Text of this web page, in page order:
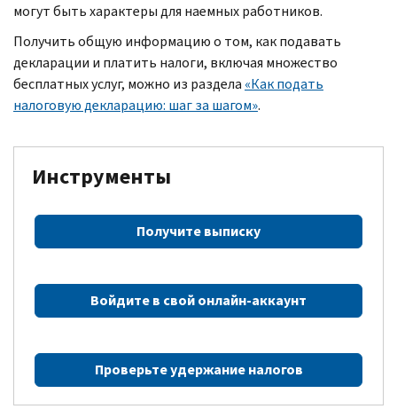
могут быть характеры для наемных работников.
Получить общую информацию о том, как подавать
декларации и платить налоги, включая множество
бесплатных услуг, можно из раздела «Как подать
налоговую декларацию: шаг за шагом».
Инструменты
Получите выписку
Войдите в свой онлайн-аккаунт
Проверьте удержание налогов